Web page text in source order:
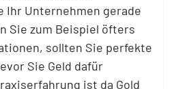
Ihr Unternehmen gerade
Sie zum Beispiel öfters
sollten Sie perfekte
Sie Geld dafür
ist da Gold